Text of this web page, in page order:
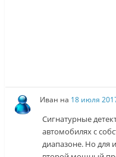
Иван на 18 июля
Сигнатурные
автомобилях с
диапазоне. Но для